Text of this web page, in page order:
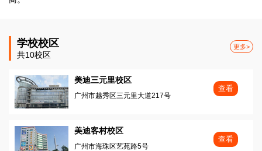
学校校区
共10校区
更多>
美迪三元里校区
广州市越秀区三元里大道217号
查看
美迪客村校区
广州市海珠区艺苑路5号
查看